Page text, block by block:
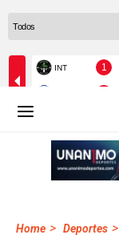
Home > Deportes >